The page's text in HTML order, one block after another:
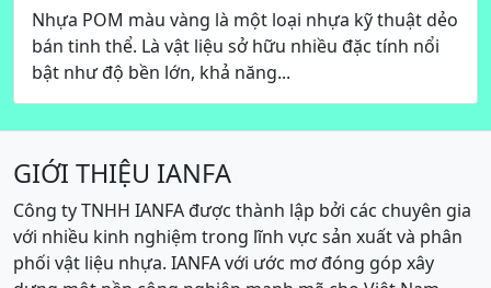
Nhựa POM màu vàng là một loại nhựa kỹ thuật dẻo
bán tinh thể. Là vật liệu sở hữu nhiều đặc tính nổi
bật như độ bền lớn, khả năng...
GIỚI THIỆU IANFA
Công ty TNHH IANFA được thành lập bởi các chuyên gia
với nhiều kinh nghiệm trong lĩnh vực sản xuất và phân
phối vật liệu nhựa. IANFA với ước mơ đóng góp xây